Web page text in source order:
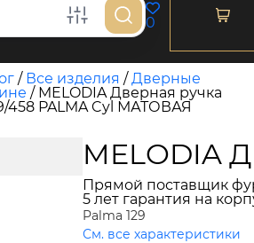
0
/ Все изделия /Дверные
/ MELODIA Дверная ручка
458 PALMA Cyl МАТОВАЯ
MELODIA
Прямой поставщик
5 лет гарантия на
Palma 129
См. все характеристики